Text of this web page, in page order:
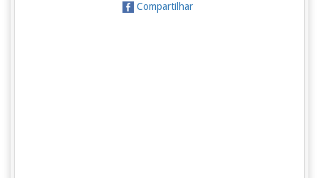
Compartilhar